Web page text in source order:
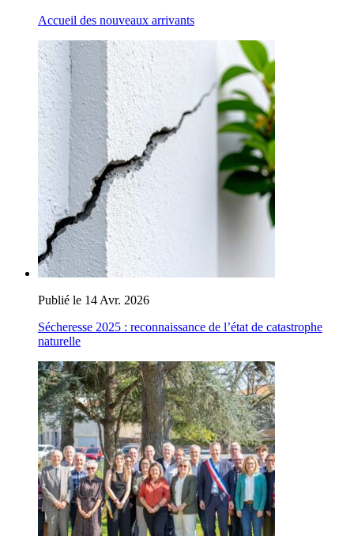
Accueil des nouveaux arrivants
Publié le 14 Avr. 2026
Sécheresse 2025 : reconnaissance de l’état de catastrophe
naturelle